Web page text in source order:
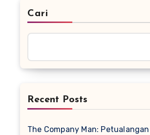
Cari
Recent Posts
The Company Man: